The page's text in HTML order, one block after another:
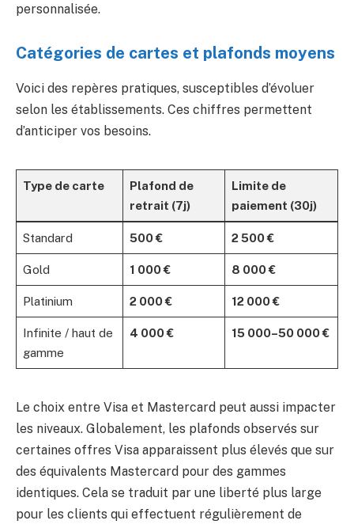
personnalisée.
Catégories de cartes et plafonds moyens
Voici des repères pratiques, susceptibles d’évoluer
selon les établissements. Ces chiffres permettent
d’anticiper vos besoins.
Type de carte
Plafond de
retrait (7j)
Limite de
paiement (30j)
Standard 500 € 2 500 €
Gold 1 000 € 8 000 €
Platinium 2 000 € 12 000 €
Infinite / haut de
gamme
4 000 € 15 000–50 000 €
Le choix entre Visa et Mastercard peut aussi impacter
les niveaux. Globalement, les plafonds observés sur
certaines offres Visa apparaissent plus élevés que sur
des équivalents Mastercard pour des gammes
identiques. Cela se traduit par une liberté plus large
pour les clients qui effectuent régulièrement de